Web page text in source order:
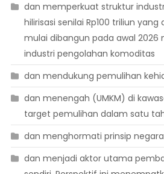
dan memperkuat struktur
hilirisasi senilai Rp100 triliun
mulai dibangun pada awal 2026
industri pengolahan komoditas
dan mendukung pemulihan
dan menengah (UMKM) di
target pemulihan dalam satu
dan menghormati prinsip
dan menjadi aktor utama